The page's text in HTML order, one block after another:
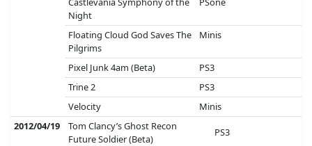
Night
Floating Cloud God Saves The
Pilgrims
Minis
Pixel Junk 4am (Beta)
PS3
Trine 2
PS3
Velocity
Minis
2012/04/19
Tom Clancy’s Ghost Recon
Future Soldier (Beta)
PS3